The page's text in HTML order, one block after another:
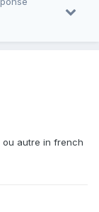
autre in french